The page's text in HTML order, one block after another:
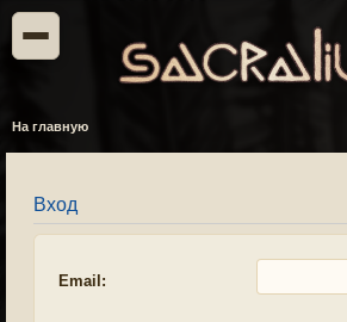
На главную
Вход
Email: